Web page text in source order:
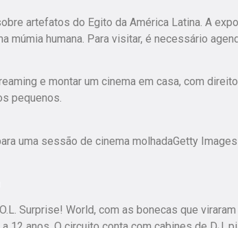
artefatos do Egito da América Latina. A
humana. Para visitar, é necessário
e montar um cinema em casa, com
pequenos.
uma sessão de cinema molhadaGetty Images
Surprise! World, com as bonecas que